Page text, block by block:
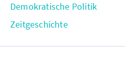
Demokratische Politik
Zeitgeschichte